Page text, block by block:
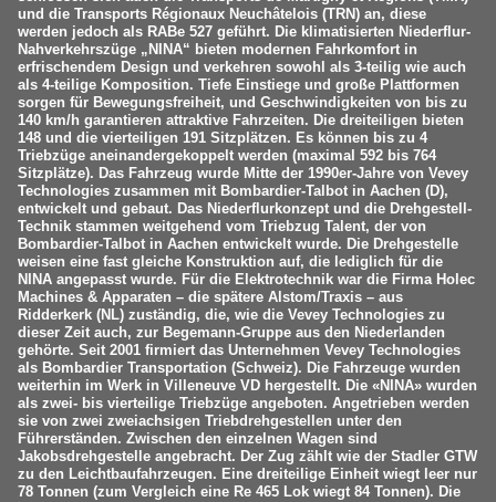
und die Transports Régionaux Neuchâtelois (TRN) an, diese
werden jedoch als RABe 527 geführt. Die klimatisierten Niederflur-
Nahverkehrszüge „NINA“ bieten modernen Fahrkomfort in
erfrischendem Design und verkehren sowohl als 3-teilig wie auch
als 4-teilige Komposition. Tiefe Einstiege und große Plattformen
sorgen für Bewegungsfreiheit, und Geschwindigkeiten von bis zu
140 km/h garantieren attraktive Fahrzeiten. Die dreiteiligen bieten
148 und die vierteiligen 191 Sitzplätzen. Es können bis zu 4
Triebzüge aneinandergekoppelt werden (maximal 592 bis 764
Sitzplätze). Das Fahrzeug wurde Mitte der 1990er-Jahre von Vevey
Technologies zusammen mit Bombardier-Talbot in Aachen (D),
entwickelt und gebaut. Das Niederflurkonzept und die Drehgestell-
Technik stammen weitgehend vom Triebzug Talent, der von
Bombardier-Talbot in Aachen entwickelt wurde. Die Drehgestelle
weisen eine fast gleiche Konstruktion auf, die lediglich für die
NINA angepasst wurde. Für die Elektrotechnik war die Firma Holec
Machines & Apparaten – die spätere Alstom/Traxis – aus
Ridderkerk (NL) zuständig, die, wie die Vevey Technologies zu
dieser Zeit auch, zur Begemann-Gruppe aus den Niederlanden
gehörte. Seit 2001 firmiert das Unternehmen Vevey Technologies
als Bombardier Transportation (Schweiz). Die Fahrzeuge wurden
weiterhin im Werk in Villeneuve VD hergestellt. Die «NINA» wurden
als zwei- bis vierteilige Triebzüge angeboten. Angetrieben werden
sie von zwei zweiachsigen Triebdrehgestellen unter den
Führerständen. Zwischen den einzelnen Wagen sind
Jakobsdrehgestelle angebracht. Der Zug zählt wie der Stadler GTW
zu den Leichtbaufahrzeugen. Eine dreiteilige Einheit wiegt leer nur
78 Tonnen (zum Vergleich eine Re 465 Lok wiegt 84 Tonnen). Die